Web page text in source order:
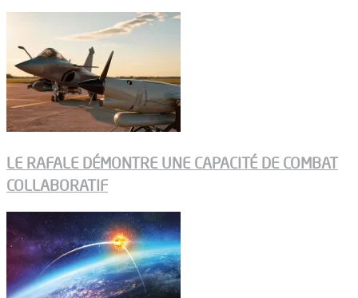
LE RAFALE DÉMONTRE UNE CAPACITÉ DE COMBAT
COLLABORATIF